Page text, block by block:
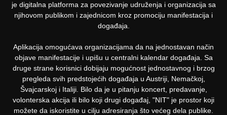
je digitalna platforma za povezivanje udruženja i organizacija sa
njihovom publikom i zajednicom kroz promociju manifestacija i
događaja.
Aplikacija omogućava organizacijama da na jednostavan način
objave manifestacije i upišu u centralni kalendar događaja. Sa
druge strane korisnici dobijaju mogućnost jednostavnog i brzog
pregleda svih predstojećih događaja u Austriji, Nemačkoj,
Švajcarskoj i Italiji. Bilo da je u pitanju koncert, predavanje,
volonterska akcija ili bilo koji drugi događaj, "NIT" je prostor koji
možete da iskoristite u cilju adresiranja što većeg dela publike.